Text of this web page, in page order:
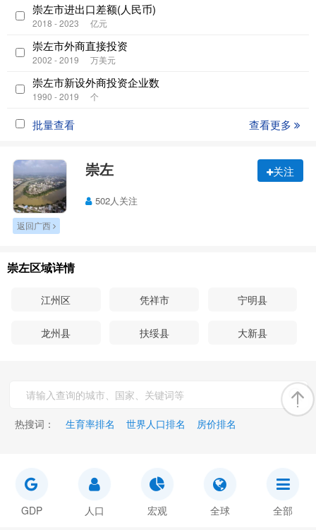
崇左市进出口差额(人民币)
2018 - 2023 亿元
崇左市外商直接投资
2002 - 2019 万美元
崇左市新设外商投资企业数
1990 - 2019 个
批量查看 查看更多
崇左 关注
502人关注
返回广西
崇左区域详情
江州区 凭祥市 宁明县
龙州县 扶绥县 大新县
热搜词： 生育率排名 世界人口排名 房价排名
GDP 人口 宏观 全球 全部